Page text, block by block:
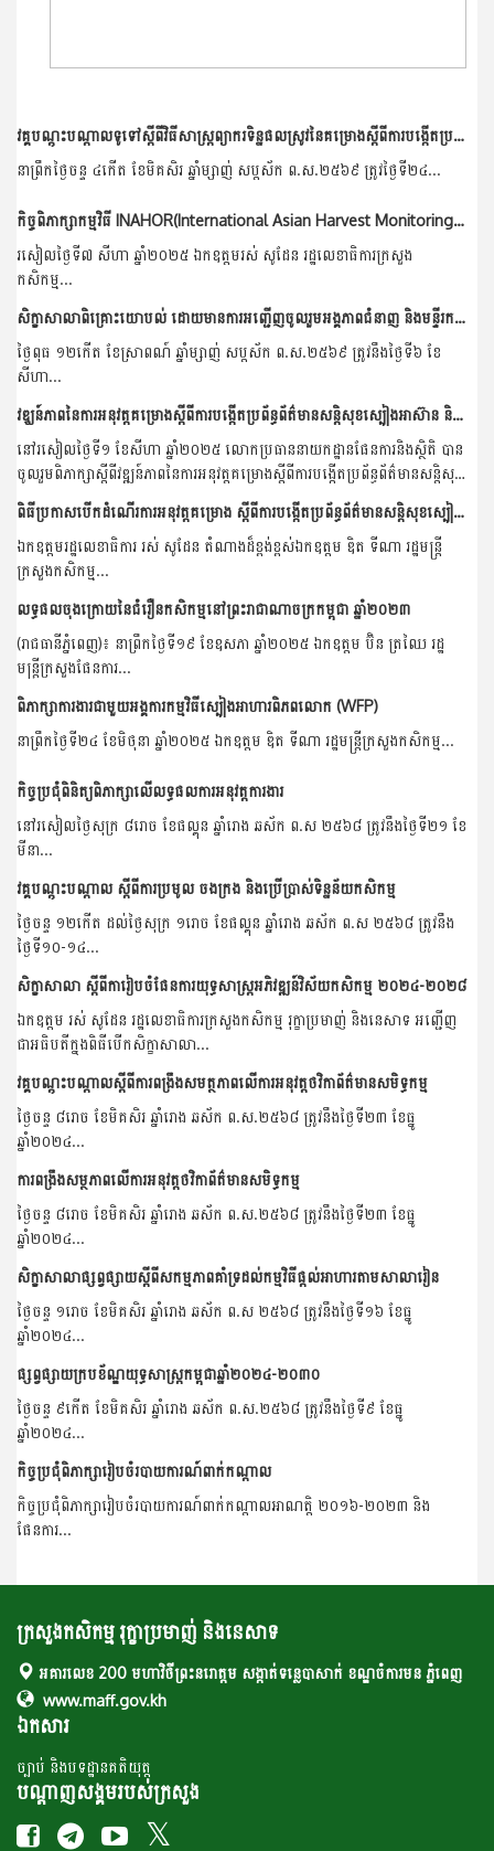
វគ្គបណ្តុះបណ្តាលទូទៅស្តីពីវិធីសាស្រ្តព្យាករទិន្នផលស្រូវនៃគម្រោងស្តីពីការបង្កើតប្រព័ន្ធព័ត៌មានសន្តិសុខស្បៀងអាស៊ាន និងការអភិវឌ្ឍធនធានមនុស្ស (ដំណាក់កាលទី៣)
នាព្រឹកថ្ងៃចន្ទ ៤កើត ខែមិគសិរ ឆ្នាំម្សាញ់ សប្តស័ក ព.ស.២៥៦៩ ត្រូវថ្ងៃទី២៤...
កិច្ចពិភាក្សាកម្មវិធី INAHOR(International Asian Harvest Monitoring System for Rice)ជាមួយភាគីជប៉ុន
រសៀលថ្ងៃទី៧ សីហា ឆ្នាំ២០២៥ ឯកឧត្តមរស់ សូដែន រដ្ឋលេខាធិការក្រសួង
កសិកម្ម...
សិក្ខាសាលាពិគ្រោះយោបល់ ដោយមានការអញ្ជើញចូលរួមអង្គភាពជំនាញ និងមន្ទីរកសិកម្មរុក្ខាប្រមាញ់ និងនេសាទ ខេត្តកំពត និងខេត្តព្រៃវែង
ថ្ងៃពុធ ១២កើត ខែស្រាពណ៍ ឆ្នាំម្សាញ់ សប្តស័ក ព.ស.២៥៦៩ ត្រូវនឹងថ្ងៃទី៦ ខែ
សីហា...
វឌ្ឃន៍ភាពនៃការអនុវត្តគម្រោងស្តីពីការបង្កើតប្រព័ន្ធព័ត៌មានសន្តិសុខស្បៀងអាស៊ាន និងការអភិវឌ្ឍធនធានមនុស្ស(ដំណាក់កាលទី១ ២ និងទី៣)
នៅរសៀលថ្ងៃទី១ ខែសីហា ឆ្នាំ២០២៥ លោកប្រធាននាយកដ្ឋានផែនការនិងស្ថិតិ បាន
ចូលរួមពិភាក្សាស្តីពីវឌ្ឍន៍ភាពនៃការអនុវត្តគម្រោងស្តីពីការបង្កើតប្រព័ន្ធព័ត៌មានសន្តិសុខ
ស្បៀងអាស៊ាន...
ពិធីប្រកាសបើកដំណើរការអនុវត្តគម្រោង ស្តីពីការបង្កើតប្រព័ន្ធព័ត៌មានសន្តិសុខស្បៀងអាស៊ាន និងការអភិវឌ្ឍធនធានមនុស្ស(ដំណាក់កាលទី៣)
ឯកឧត្តមរដ្ឋលេខាធិការ រស់ សូដែន តំណាងដ៏ខ្ពង់ខ្ពស់ឯកឧត្តម ឌិត ទីណា រដ្ឋមន្ត្រី
ក្រសួងកសិកម្ម...
លទ្ធផលចុងក្រោយនៃជំរឿនកសិកម្មនៅព្រះរាជាណាចក្រកម្ពុជា ឆ្នាំ២០២៣
(រាជធានីភ្នំពេញ)៖ នាព្រឹកថ្ងៃទី១៩ ខែឧសភា ឆ្នាំ២០២៥ ឯកឧត្តម ប៊ិន ត្រឈៃ រដ្ឋ
មន្ត្រីក្រសួងផែនការ...
ពិភាក្សាការងារជាមួយអង្គការកម្មវិធីស្បៀងអាហារពិភពលោក (WFP)
នាព្រឹកថ្ងៃទី២៤ ខែមិថុនា ឆ្នាំ២០២៥ ឯកឧត្តម ឌិត ទីណា រដ្ឋមន្ដ្រីក្រសួងកសិកម្ម...
កិច្ចប្រជុំពិនិត្យពិភាក្សាលើលទ្ធផលការអនុវត្តការងារ
នៅរសៀលថ្ងៃសុក្រ ៨រោច ខែផល្គុន ឆ្នាំរោង ឆស័ក ព.ស ២៥៦៨ ត្រូវនឹងថ្ងៃទី២១ ខែ
មីនា...
វគ្គបណ្តុះបណ្តាល ស្តីពីការប្រមូល ចងក្រង និងប្រើប្រាស់ទិន្នន័យកសិកម្ម
ថ្ងៃចន្ទ ១២កើត ដល់ថ្ងៃសុក្រ ១រោច ខែផល្គុន ឆ្នាំរោង ឆស័ក ព.ស ២៥៦៨ ត្រូវនឹង
ថ្ងៃទី១០-១៤...
សិក្ខាសាលា ស្ដីពីការៀបចំផែនការយុទ្ធសាស្រ្តអភិវឌ្ឍន៍វិស័យកសិកម្ម ២០២៤-២០២៨
ឯកឧត្តម រស់ សូដែន រដ្ឋលេខាធិការក្រសួងកសិកម្ម រុក្ខាប្រមាញ់ និងនេសាទ អញ្ជេីញ
ជាអធិបតីក្នុងពិធីបើកសិក្ខាសាលា...
វគ្គបណ្តុះបណ្តាលស្តីពីការពង្រឹងសមត្ថភាពលើការអនុវត្តថវិកាព័ត៌មានសមិទ្ធកម្ម
ថ្ងៃចន្ទ ៨រោច ខែមិគសិរ ឆ្នាំរោង ឆស័ក ព.ស.២៥៦៨ ត្រូវនឹងថ្ងៃទី២៣ ខែធ្នូ
ឆ្នាំ២០២៤...
ការពង្រឹងសម្ថភាពលើការអនុវត្តថវិកាព័ត៌មានសមិទ្ធកម្ម
ថ្ងៃចន្ទ ៨រោច ខែមិគសិរ ឆ្នាំរោង ឆស័ក ព.ស.២៥៦៨ ត្រូវនឹងថ្ងៃទី២៣ ខែធ្នូ
ឆ្នាំ២០២៤...
សិក្ខាសាលាផ្សព្វផ្សាយស្តីពីសកម្មភាពគាំទ្រដល់កម្មវិធីផ្តល់អាហារតាមសាលារៀន
ថ្ងៃចន្ទ ១រោច ខែមិគសិរ ឆ្នាំរោង ឆស័ក ព.ស ២៥៦៨ ត្រូវនឹងថ្ងៃទី១៦ ខែធ្នូ
ឆ្នាំ២០២៤...
ផ្សព្វផ្សាយក្របខ័ណ្ឌយុទ្ធសាស្ត្រកម្ពុជាឆ្នាំ២០២៤-២០៣០
ថ្ងៃចន្ទ ៩កើត ខែមិគសិរ ឆ្នាំរោង ឆស័ក ព.ស.២៥៦៨ ត្រូវនឹងថ្ងៃទី៩ ខែធ្នូ
ឆ្នាំ២០២៤...
កិច្ចប្រជុំពិភាក្សារៀបចំរបាយការណ៍ពាក់កណ្តាល
កិច្ចប្រជុំពិភាក្សារៀបចំរបាយការណ៍ពាក់កណ្តាលអាណត្តិ ២០១៦-២០២៣ និង
ផែនការ...
ក្រសួងកសិកម្ម រុក្ខាប្រមាញ់ និងនេសាទ
អគារលេខ 200 មហាវិថីព្រះនរោត្តម សង្កាត់ទន្លេបាសាក់ ខណ្ឌចំការមន ភ្នំពេញ
www.maff.gov.kh
ឯកសារ
ច្បាប់ និងបទដ្ឋានគតិយុត្ត
បណ្តាញសង្គមរបស់ក្រសួង